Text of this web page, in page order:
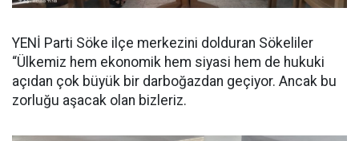
YENİ Parti Söke ilçe merkezini dolduran Sökeliler
“Ülkemiz hem ekonomik hem siyasi hem de hukuki
açıdan çok büyük bir darboğazdan geçiyor. Ancak bu
zorluğu aşacak olan bizleriz.